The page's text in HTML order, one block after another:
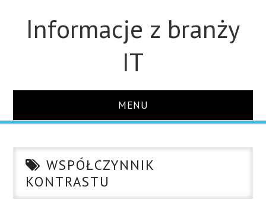
Informacje z branży
IT
MENU
DLA FIRM
DYSKI
WSPÓŁCZYNNIK
KONTRASTU